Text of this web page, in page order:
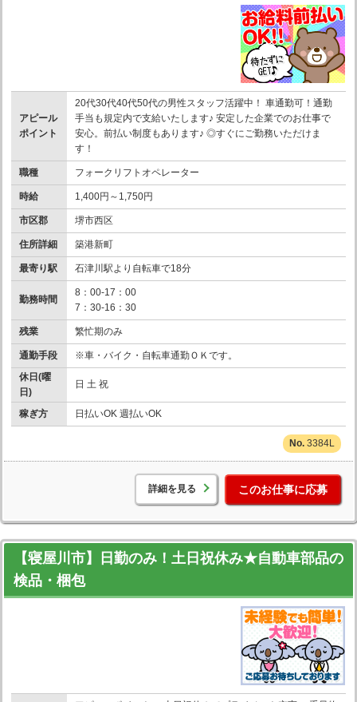
アピール
ポイント
20代30代40代50代の男性スタッフ活躍中！ 車通勤可！通勤
手当も規定内で支給いたします♪ 安定した企業でのお仕事で
安心。前払い制度もあります♪ ◎すぐにご勤務いただけま
す！
職種 フォークリフトオペレーター
時給 1,400円～1,750円
市区郡 堺市西区
住所詳細 築港新町
最寄り駅 石津川駅より自転車で18分
勤務時間
8：00-17：00
7：30-16：30
残業 繁忙期のみ
通勤手段
※車・バイク・自転車通勤ＯＫです。
休日(曜
日)
日 土 祝
稼ぎ方 日払いOK 週払いOK
3384L
詳細を見る このお仕事に応募
【寝屋川市】日勤のみ！土日祝休み★自動車部品の
検品・梱包